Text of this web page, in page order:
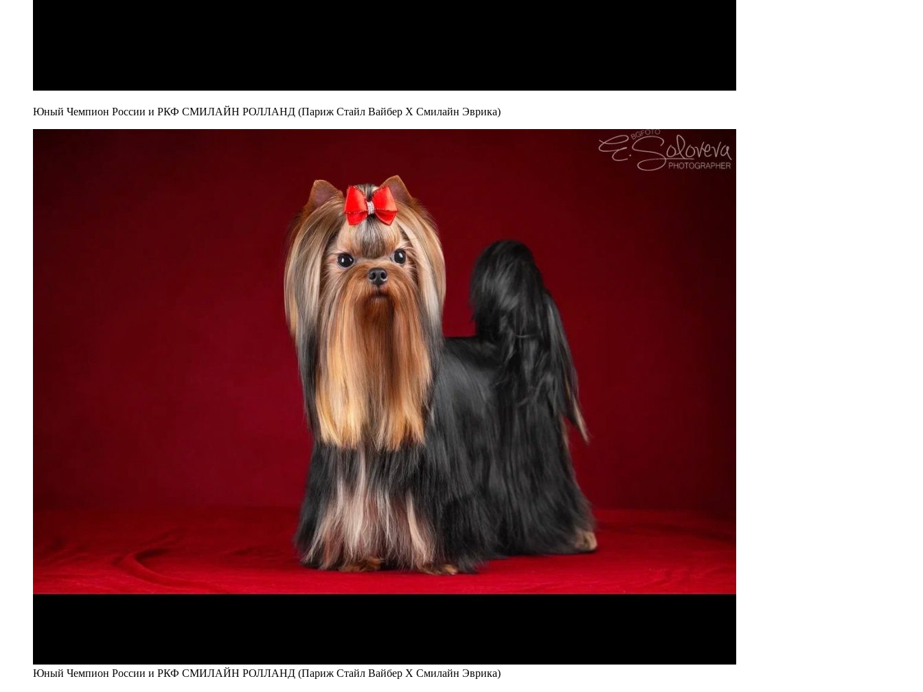
Юный Чемпион России и РКФ СМИЛАЙН РОЛЛАНД (Париж Стайл Вайбер Х Смилайн Эврика)
Юный Чемпион России и РКФ СМИЛАЙН РОЛЛАНД (Париж Стайл Вайбер Х Смилайн Эврика)